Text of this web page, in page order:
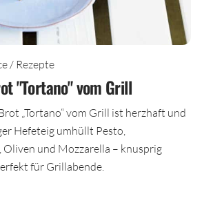
/ Rezepte
"Tortano" vom Grill
„Tortano“ vom Grill ist herzhaft und
Hefeteig umhüllt Pesto,
Oliven und Mozzarella – knusprig
für Grillabende.